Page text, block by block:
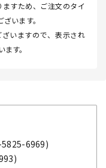
すため、ご注文のタイ
います。
いますので、表示され
す。
6969)